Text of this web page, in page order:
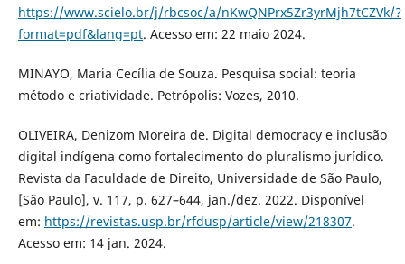
https://www.scielo.br/j/rbcsoc/a/nKwQNPrx5Zr3yrMjh7tCZVk/?
format=pdf&lang=pt. Acesso em: 22 maio 2024.
MINAYO, Maria Cecília de Souza. Pesquisa social: teoria
método e criatividade. Petrópolis: Vozes, 2010.
OLIVEIRA, Denizom Moreira de. Digital democracy e inclusão
digital indígena como fortalecimento do pluralismo jurídico.
Revista da Faculdade de Direito, Universidade de São Paulo,
[São Paulo], v. 117, p. 627–644, jan./dez. 2022. Disponível
em: https://revistas.usp.br/rfdusp/article/view/218307.
Acesso em: 14 jan. 2024.